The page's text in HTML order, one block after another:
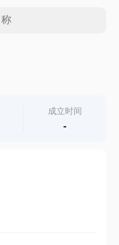
成立时间
-